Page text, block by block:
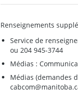
Renseignements
Service de
ou 204 945-3744
Médias :
Médias (demandes